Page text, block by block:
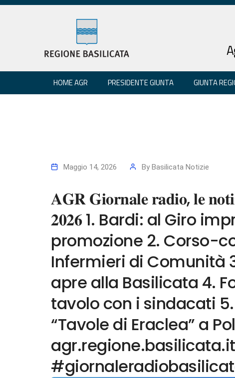
HOME AGR PRESIDENTE GIUNTA GIUNTA
Maggio 14, 2026 By Basilicata Notizie
𝐀𝐆𝐑 𝐆𝐢𝐨𝐫𝐧𝐚𝐥𝐞 𝐫𝐚𝐝𝐢𝐨, 𝐥𝐞
𝟐𝟎𝟐𝟔 1. Bardi: al Giro
promozione 2. Corso-
Infermieri di Comunità
apre alla Basilicata 4.
tavolo con i sindacati
“Tavole di Eraclea” a